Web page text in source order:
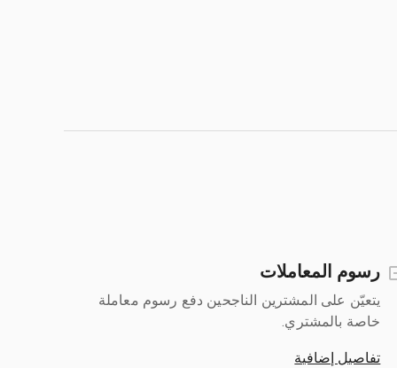
رسوم المعاملات
يتعيّن على المشترين الناجحين دفع رسوم معاملة
خاصة بالمشتري.
تفاصيل إضافية